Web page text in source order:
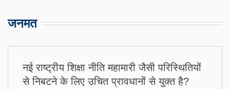
जनमत
नई राष्ट्रीय शिक्षा नीति महामारी जैसी परिस्थितियों
से निबटने के लिए उचित प्रावधानों से युक्त है?